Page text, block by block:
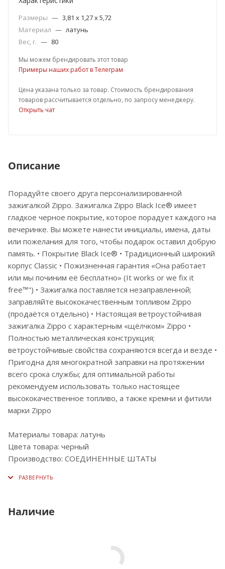
Размеры — 3,81 х 1,27 x 5,72
Материал — латунь
Вес, г. — 80
Мы можем брендировать этот товар
Примеры наших работ в Телеграм
Цена указана только за товар. Стоимость брендирования
товаров рассчитывается отдельно, по запросу менеджеру.
Открыть чат
Описание
Порадуйте своего друга персонализированной
зажигалкой Zippo. Зажигалка Zippo Black Ice® имеет
гладкое черное покрытие, которое порадует каждого на
вечеринке. Вы можете нанести инициалы, имена, даты
или пожелания для того, чтобы подарок оставил добрую
память. • Покрытие Black Ice® • Традиционный широкий
корпус Classic • Пожизненная гарантия «Она работает
или мы починим её бесплатно» (It works or we fix it
free™") • Зажигалка поставляется незаправленной;
заправляйте высококачественным топливом Zippo
(продаётся отдельно) • Настоящая ветроустойчивая
зажигалка Zippo с характерным «щёлчком» Zippo •
Полностью металлическая конструкция;
ветроустойчивые свойства сохраняются всегда и везде •
Пригодна для многократной заправки на протяжении
всего срока службы; для оптимальной работы
рекомендуем использовать только настоящее
высококачественное топливо, а также кремни и фитили
марки Zippo
Материалы товара: латунь
Цвета товара: черный
Производство: СОЕДИНЕННЫЕ ШТАТЫ
Наличие